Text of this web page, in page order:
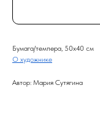
Бумага/темпера, 50x40 см
О художнике
Автор: Мария Сутягина